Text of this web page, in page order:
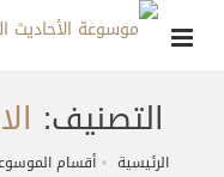
التصنيف:
الرئيسية أقسام